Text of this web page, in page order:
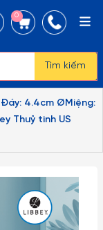
Tìm kiếm
0
4.4cm ØMiệng:
Thuỷ tinh US